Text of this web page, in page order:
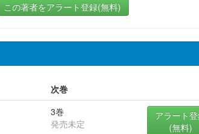
この著者をアラート登録(無料)
次巻
3巻
発売未定
アラート
(無料)